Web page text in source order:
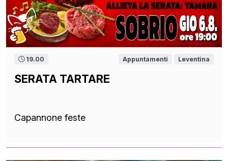
19.00 Appuntamenti Leventina
SERATA TARTARE
Capannone feste